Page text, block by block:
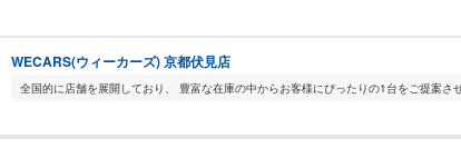
WECARS(ウィーカーズ) 京都伏見店